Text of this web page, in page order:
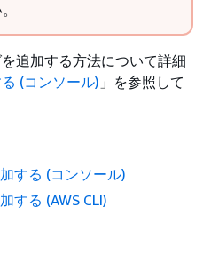
追加する方法について詳細
(コンソール) 」を参照して
する (コンソール)
する (AWS CLI)